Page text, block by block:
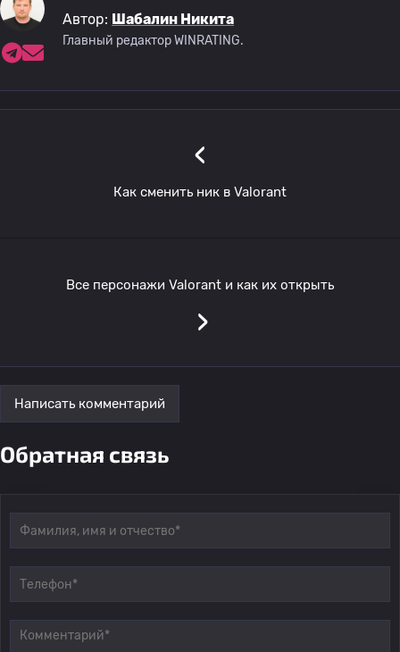
Автор: Шабалин Никита
Главный редактор WINRATING.
‹
Как сменить ник в Valorant
Все персонажи Valorant и как их открыть
›
Написать комментарий
Обратная связь